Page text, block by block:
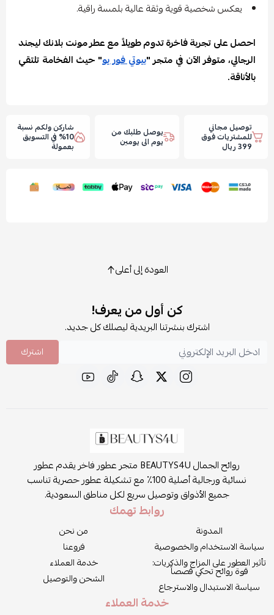
يعكس شخصية قوية وثقة عالية بلمسة راقية.
احصل على تجربة فاخرة تدوم طويلاً مع عطر مونت بلانك ليجند
الرجالي، متوفر الآن في متجر "بيوتي فور يو" حيث الفخامة تلتقي
بالأناقة.
توصيل مجاني
للمشتريات فوق
399 ريال
يوصل طلبك من
يوم الى يومين
شاركن ولكم نسبة
10% في التسويق
بعمولة
العودة إلى أعلى
كن أول من يعرف!
اشترك بنشرتنا البريدية ليصلك كل جديد.
اشترك
روائح الجمال BEAUTYS4U متجر عطور فاخر يقدم عطور
نسائية ورجالية أصلية 100٪ مع تشكيلة عطور حصرية تناسب
جميع الأذواق وتوصيل سريع لكل مناطق السعودية.
روابط تهمك
المدونة
سياسة الاستخدام والخصوصية
تأثير العطور على المزاج والذكريات:
قوة روائح تحكي قصصاً
سياسة الاستبدال والاسترجاع
من نحن
فروعنا
خدمة العملاء
الشحن والتوصيل
خدمة العملاء